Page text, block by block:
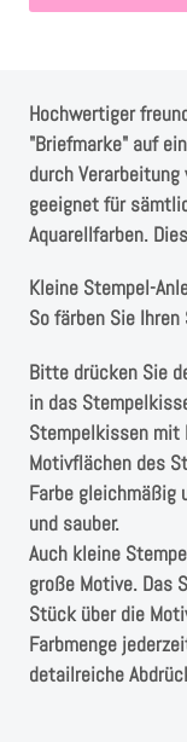
Hochwertiger
"Briefmarke" auf
durch
geeignet für
Aquarellfarben.
Kleine Stempel-
So färben Sie
Bitte drücken Sie
in das
Stempelkissen mit
Motivflächen des
Farbe
und sauber.
Auch kleine
große Motive. Das
Stück über die
Farbmenge
detailreiche